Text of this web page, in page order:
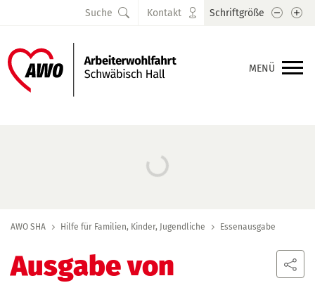
MENÜ
Suche Kontakt Schriftgröße Schrift
AWO SHA Hilfe für Familien, Kinder, Jugendliche Essenausgabe
Ausgabe von